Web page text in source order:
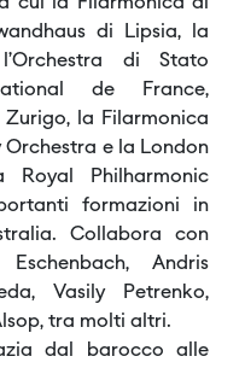
di Lipsia, la
di Stato
de France,
Zurigo, la Filarmonica
Orchestra e la London
Royal Philharmonic
formazioni in
Collabora con
Andris
Vasily Petrenko,
tra molti altri.
dal barocco alle